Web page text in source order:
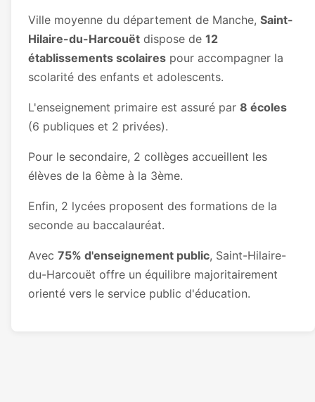
Ville moyenne du département de Manche, Saint-
Hilaire-du-Harcouët dispose de 12
établissements scolaires pour accompagner la
scolarité des enfants et adolescents.
L'enseignement primaire est assuré par 8 écoles
(6 publiques et 2 privées).
Pour le secondaire, 2 collèges accueillent les
élèves de la 6ème à la 3ème.
Enfin, 2 lycées proposent des formations de la
seconde au baccalauréat.
Avec 75% d'enseignement public, Saint-Hilaire-
du-Harcouët offre un équilibre majoritairement
orienté vers le service public d'éducation.